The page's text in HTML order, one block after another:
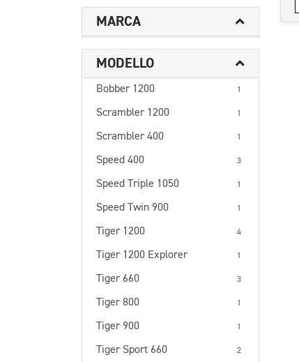
MARCA
MODELLO
Bobber 1200 1
Scrambler 1200 1
Scrambler 400 1
Speed 400 3
Speed Triple 1050 1
Speed Twin 900 1
Tiger 1200 4
Tiger 1200 Explorer 1
Tiger 660 3
Tiger 800 1
Tiger 900 1
Tiger Sport 660 2